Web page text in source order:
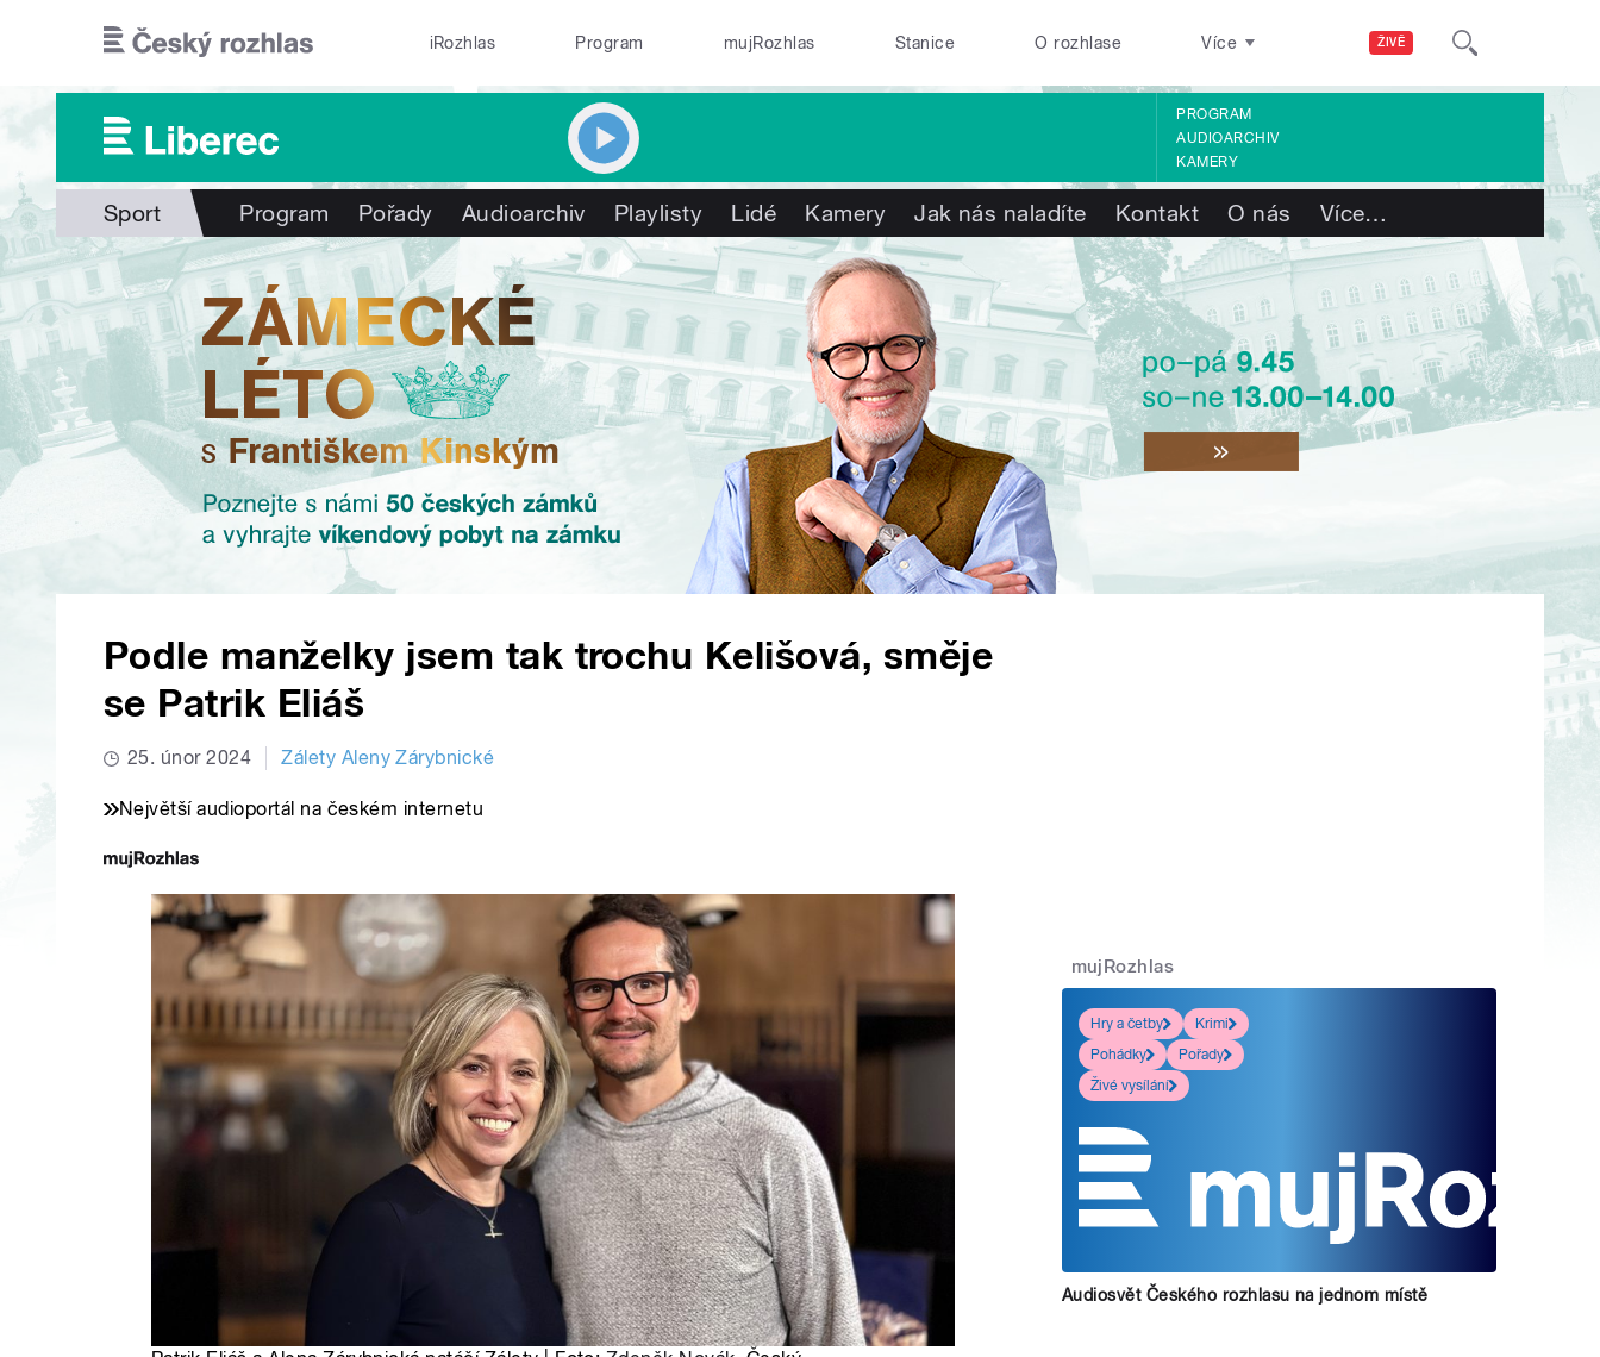
ŽIVĚ
iRozhlas Program mujRozhlas Stanice O rozhlase Více
PROGRAM
AUDIOARCHIV
KAMERY
Sport Program Pořady Audioarchiv Playlisty Lidé Kamery Jak nás naladíte Kontakt O nás Více…
Podle manželky jsem tak trochu Kelišová, směje
se Patrik Eliáš
25. únor 2024 Zálety Aleny Zárybnické
Největší audioportál na českém internetu
mujRozhlas
Hry a četby
Krimi
Pohádky
Pořady
Živé vysílání
Audiosvět Českého rozhlasu na jednom místě